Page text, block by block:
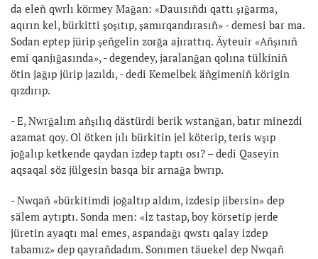
da eleñ qwrlı körmey Mağan: «Dauısıñdı qattı şığarma,
aqırın kel, bürkitti şoşıtıp, şamırqandırasıñ» - demesi bar ma.
Sodan eptep jürip şeñgelin zorğa ajırattıq. Äyteuir «Añşınıñ
emi qanjığasında», - degendey, jaralanğan qolına tülkiniñ
ötin jağıp jürip jazıldı, - dedi Kemelbek äñgimeniñ körigin
qızdırıp.
- E, Nwrğalım añşılıq dästürdi berik wstanğan, batır minezdi
azamat qoy. Ol ötken jılı bürkitin jel köterip, teris wşıp
joğalıp ketkende qaydan izdep taptı osı? – dedi Qaseyin
aqsaqal söz jülgesin basqa bir arnağa bwrıp.
- Nwqañ «bürkitimdi joğaltıp aldım, izdesip jibersin» dep
sälem aytıptı. Sonda men: «İz tastap, boy körsetip jerde
jüretin ayaqtı mal emes, aspandağı qwstı qalay izdep
tabamız» dep qayrañdadım. Sonımen täuekel dep Nwqañ